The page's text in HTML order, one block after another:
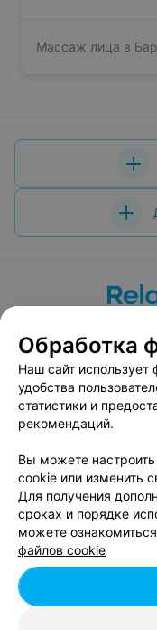
Массаж лица в
Вакансии
Публичный
Связаться
Обработка
Наш сайт использует
удобства
статистики и
рекомендаций.
Вы можете
cookie или изменить
Для получения
сроках и порядке
можете
файлов cookie